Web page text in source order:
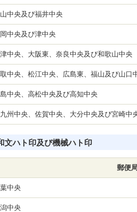
中央及び福井中央
中央及び津中央
中央、大阪東、奈良中央及び和歌山中央
中央、松江中央、広島東、福山及び山口
中央、高松中央及び高知中央
州中央、佐賀中央、大分中央及び宮崎中
文ハト印及び機械ハト印
郵便
中央
中央